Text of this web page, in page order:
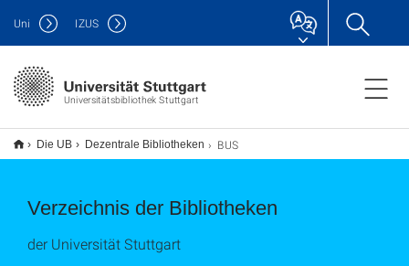
Universitätsbibliothek Stuttgart
Uni IZUS
Die UB Dezentrale Bibliotheken BUS
Verzeichnis der Bibliotheken
der Universität Stuttgart